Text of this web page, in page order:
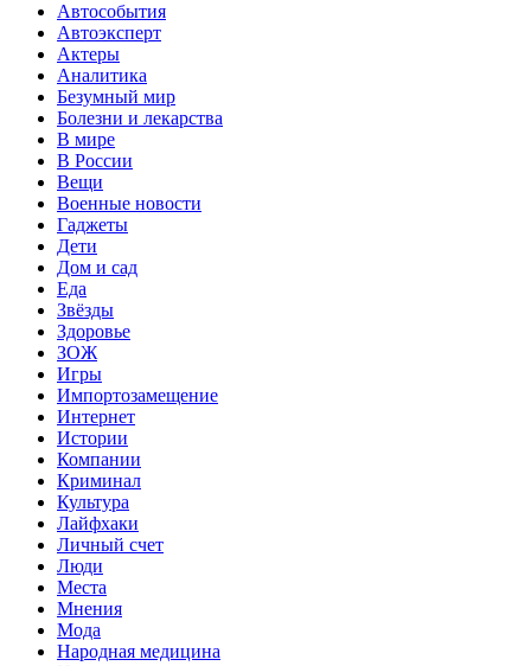
Автособытия
Автоэксперт
Актеры
Аналитика
Безумный мир
Болезни и лекарства
В мире
В России
Вещи
Военные новости
Гаджеты
Дети
Дом и сад
Еда
Звёзды
Здоровье
ЗОЖ
Игры
Импортозамещение
Интернет
Истории
Компании
Криминал
Культура
Лайфхаки
Личный счет
Люди
Места
Мнения
Мода
Народная медицина